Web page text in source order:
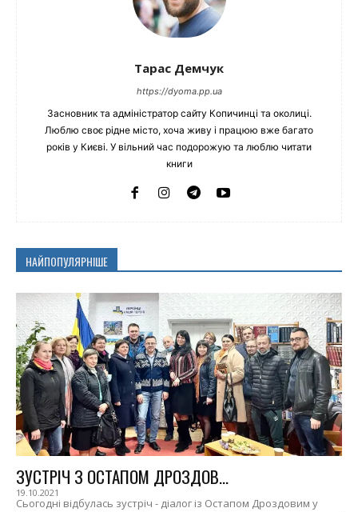
Тарас Демчук
https://dyoma.pp.ua
Засновник та адміністратор сайту Копичинці та околиці.
Люблю своє рідне місто, хоча живу і працюю вже багато
років у Києві. У вільний час подорожую та люблю читати
книги
НАЙПОПУЛЯРНІШЕ
ЗУСТРІЧ З ОСТАПОМ ДРОЗДОВ...
19.10.2021
Сьогодні відбулась зустріч - діалог із Остапом Дроздовим у